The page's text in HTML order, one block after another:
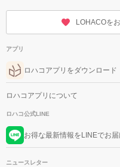
LOHACOを
アプリ
ロハコアプリをダウンロード
ロハコアプリについて
ロハコ公式LINE
お得な最新情報をLINEでお
ニュースレター